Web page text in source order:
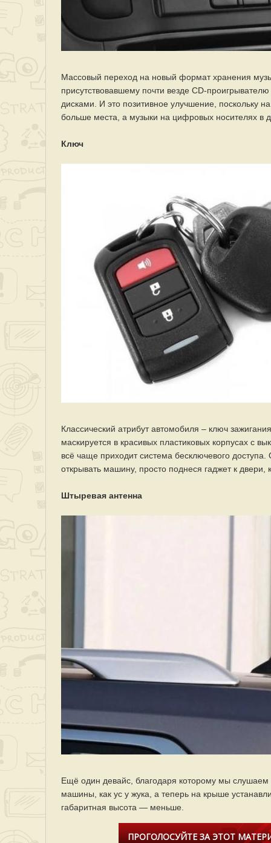
Массовый переход на новый формат хранения
присутствовавшему почти везде CD-
дисками. И это позитивное улучшение, поскольку
больше места, а музыки на цифровых носителях в
Ключ
Классический атрибут автомобиля – ключ
маскируется в красивых пластиковых корпусах с
всё чаще приходит система бесключевого
открывать машину, просто поднеся гаджет к
Штыревая антенна
Ещё один девайс, благодаря которому мы
машины, как ус у жука, а теперь на крыше
габаритная высота — меньше.
ПРОГОЛОСУЙТЕ ЗА ЭТОТ